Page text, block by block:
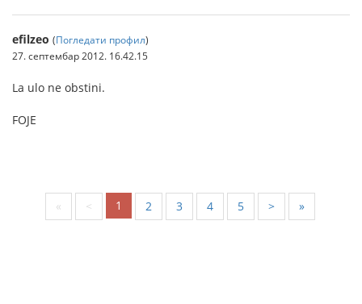
efilzeo (Погледати профил)
27. септембар 2012. 16.42.15
La ulo ne obstini.
FOJE
« < 1 2 3 4 5 > »